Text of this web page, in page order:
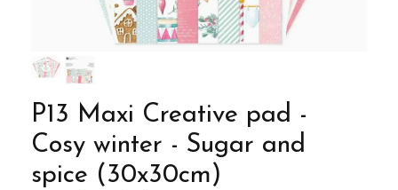
P13 Maxi Creative pad -
Cosy winter - Sugar and
spice (30x30cm)